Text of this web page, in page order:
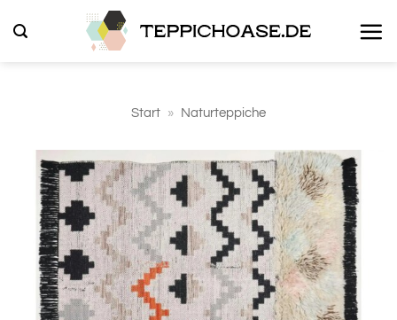
Inhalt
Start » Naturteppiche